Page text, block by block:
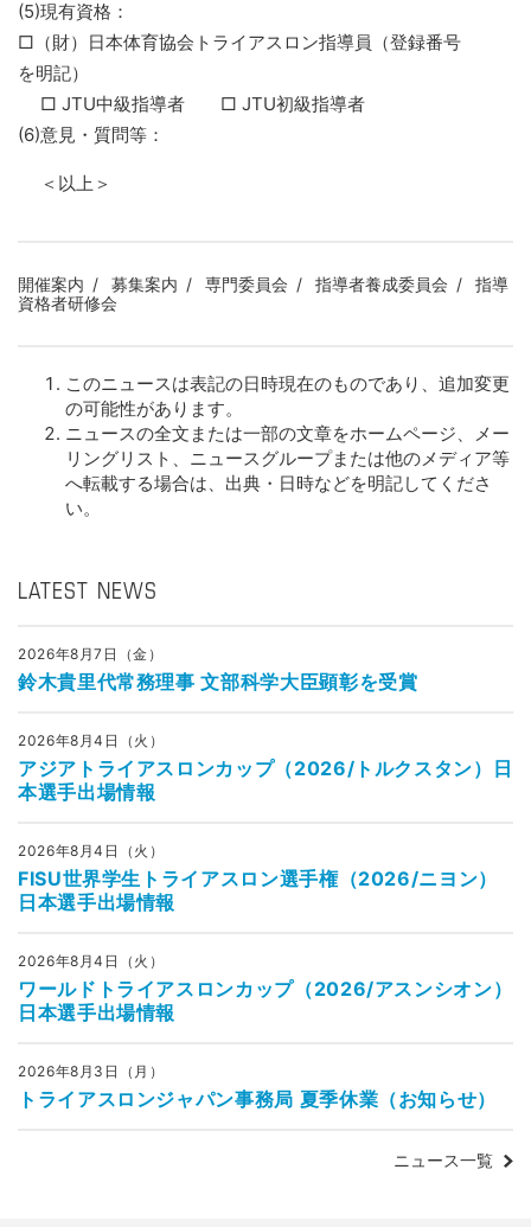
(5)現有資格：
□（財）日本体育協会トライアスロン指導員（登録番号
を明記）
□ JTU中級指導者 □ JTU初級指導者
(6)意見・質問等：
＜以上＞
開催案内 募集案内 専門委員会 指導者養成委員会
指導
資格者研修会
このニュースは表記の日時現在のものであり、追加変更
の可能性があります。
ニュースの全文または一部の文章をホームページ、メー
リングリスト、ニュースグループまたは他のメディア等
へ転載する場合は、出典・日時などを明記してくださ
い。
LATEST NEWS
2026年8月7日（金）
鈴木貴里代常務理事 文部科学大臣顕彰を受賞
2026年8月4日（火）
アジアトライアスロンカップ（2026/トルクスタン）日
本選手出場情報
2026年8月4日（火）
FISU世界学生トライアスロン選手権（2026/ニヨン）
日本選手出場情報
2026年8月4日（火）
ワールドトライアスロンカップ（2026/アスンシオン）
日本選手出場情報
2026年8月3日（月）
トライアスロンジャパン事務局 夏季休業（お知らせ）
ニュース一覧